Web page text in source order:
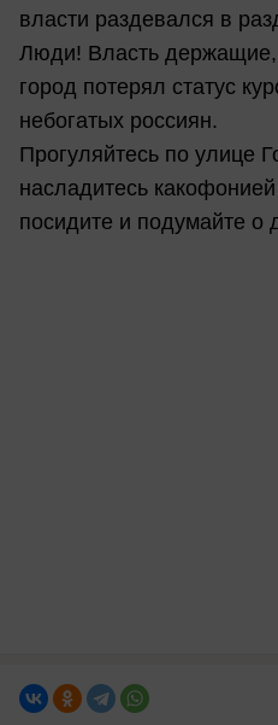
власти раздевался в
Люди! Власть держащие,
город потерял статус
небогатых россиян.
Прогуляйтесь по улице
насладитесь
посидите и подумайте о